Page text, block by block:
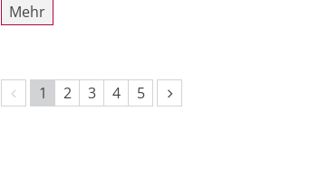
Mehr
Vorherige Seite
1 2 3 4 5 Nächste Seite